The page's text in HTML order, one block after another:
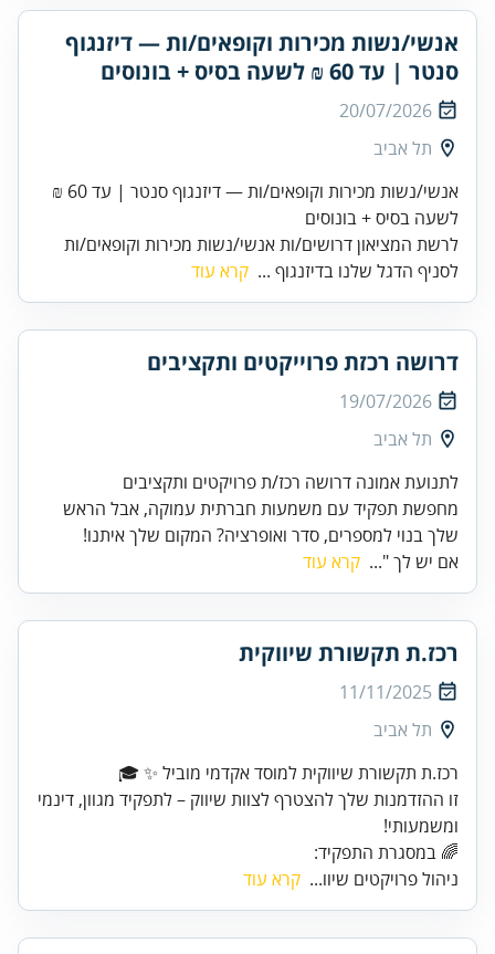
אנשי/נשות מכירות וקופאים/ות — דיזנגוף
סנטר | עד 60 ₪ לשעה בסיס + בונוסים
20/07/2026
תל אביב
אנשי/נשות מכירות וקופאים/ות — דיזנגוף סנטר | עד 60 ₪
לשעה בסיס + בונוסים
לרשת המציאון דרושים/ות אנשי/נשות מכירות וקופאים/ות
לסניף הדגל שלנו בדיזנגוף ... קרא עוד
דרושה רכזת פרוייקטים ותקציבים
19/07/2026
תל אביב
לתנועת אמונה דרושה רכז/ת פרויקטים ותקציבים
מחפשת תפקיד עם משמעות חברתית עמוקה, אבל הראש
שלך בנוי למספרים, סדר ואופרציה? המקום שלך איתנו!
אם יש לך "... קרא עוד
רכז.ת תקשורת שיווקית
11/11/2025
תל אביב
זו ההזדמנות שלך להצטרף לצוות שיווק – לתפקיד מגוון, דינמי
ומשמעותי!
🌈 במסגרת התפקיד:
ניהול פרויקטים שיוו... קרא עוד